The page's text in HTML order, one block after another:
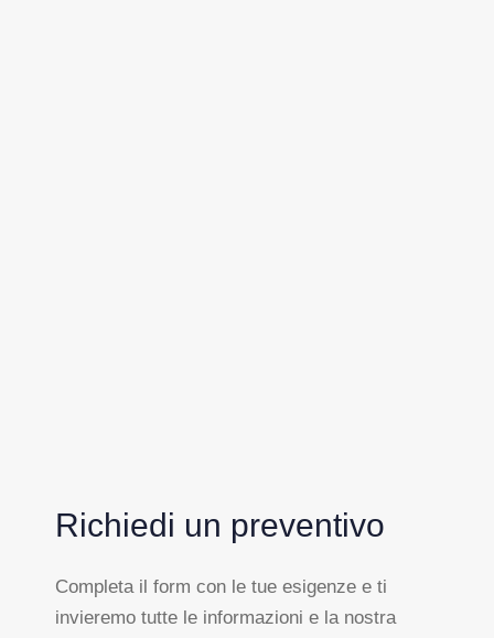
Richiedi un preventivo
Completa il form con le tue esigenze e ti
invieremo tutte le informazioni e la nostra